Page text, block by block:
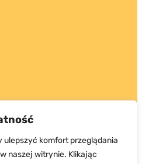
ulepszyć komfort przeglądania
naszej witrynie. Klikając
prawa zastrzeżone.